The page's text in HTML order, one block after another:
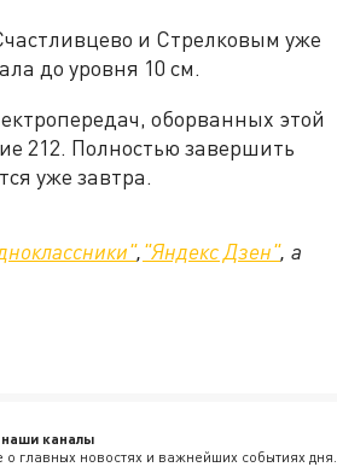
и Стрелковым уже
до уровня 10 см.
оборванных этой
212. Полностью завершить
уже завтра.
,"Яндекс Дзен", а
каналы
о главных новостях и важнейших событиях дня.